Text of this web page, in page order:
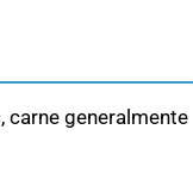
carne generalmente